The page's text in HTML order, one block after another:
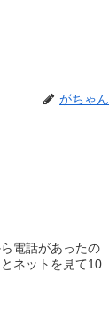
がちゃん
電話があったの
ネットを見て10